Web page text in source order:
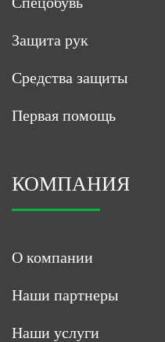
Защита рук
Средства защиты
Первая помощь
КОМПАНИЯ
О компании
Наши партнеры
Наши услуги